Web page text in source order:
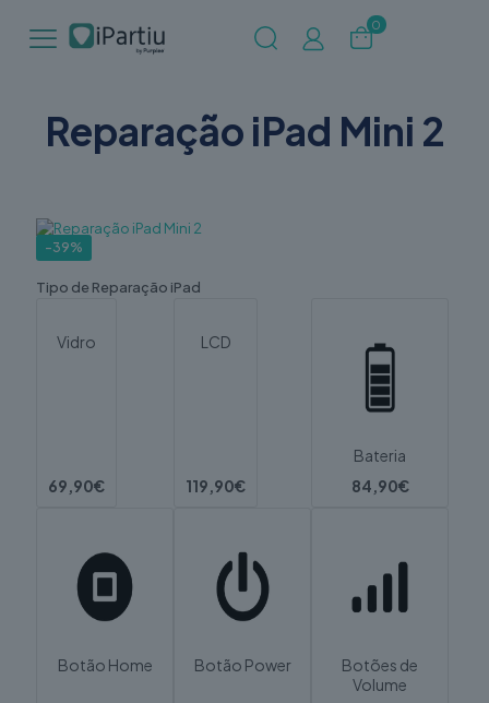
0
Reparação iPad Mini 2
-39%
Tipo de Reparação iPad
Vidro
69,90€
LCD
119,90€
Bateria
84,90€
Botão Home Botão Power
Botões de
Volume